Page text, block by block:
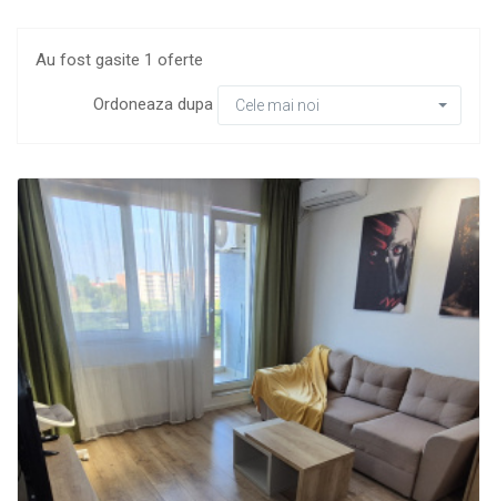
Au fost gasite 1 oferte
Ordoneaza dupa Cele mai noi